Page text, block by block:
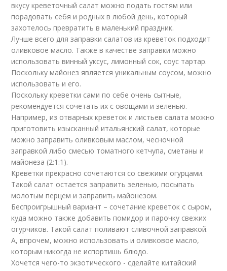
вкусу креветочный салат можно подать гостям или
порадовать себя и родных в любой день, который
захотелось превратить в маленький праздник.
Лучше всего для заправки салатов из креветок подходит
оливковое масло. Также в качестве заправки можно
использовать винный уксус, лимонный сок, соус тартар.
Поскольку майонез является уникальным соусом, можно
использовать и его.
Поскольку креветки сами по себе очень сытные,
рекомендуется сочетать их с овощами и зеленью.
Например, из отварных креветок и листьев салата можно
приготовить изысканный итальянский салат, которые
можно заправить оливковым маслом, чесночной
заправкой либо смесью томатного кетчупа, сметаны и
майонеза (2:1:1).
Креветки прекрасно сочетаются со свежими огурцами.
Такой салат остается заправить зеленью, посыпать
молотым перцем и заправить майонезом.
Беспроигрышный вариант – сочетание креветок с сыром,
куда можно также добавить помидор и парочку свежих
огурчиков. Такой салат поливают сливочной заправкой.
А, впрочем, можно использовать и оливковое масло,
которым никогда не испортишь блюдо.
Хочется чего-то экзотического - сделайте китайский